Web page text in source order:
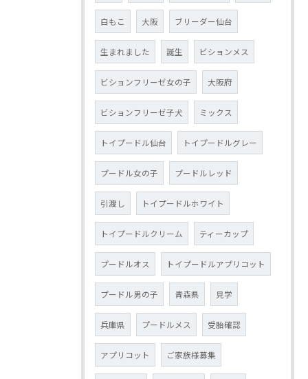
白もこ 大阪 ブリーダー仙台
生まれました 誕生 ビションメス
ビションフリーゼ女の子 大阪府
ビションフリーゼ子犬 ミックス
トイプードル仙台 トイプードルグレー
プードル女の子 プードルレッド
引渡し トイプードルホワイト
トイプードルクリーム ティーカップ
プードルオス トイプードルアプリコット
プードル男の子 青森県 見学
兵庫県 プードルメス 受胎確認
アプリコット ご家族様募集